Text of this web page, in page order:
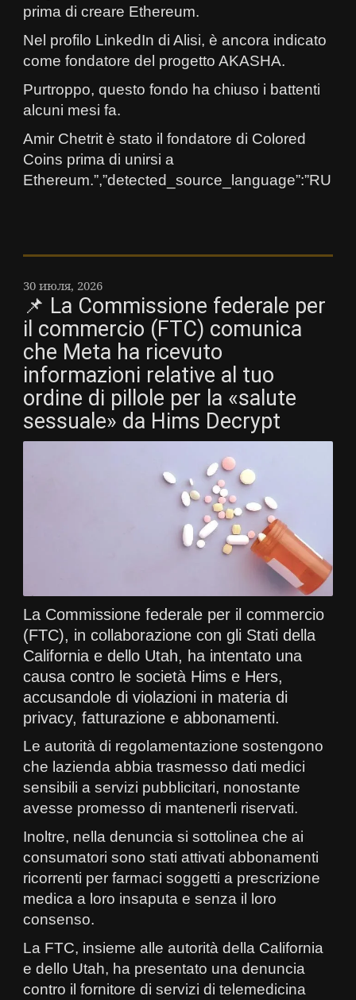
prima di creare Ethereum.
Nel profilo LinkedIn di Alisi, è ancora indicato
come fondatore del progetto AKASHA.
Purtroppo, questo fondo ha chiuso i battenti
alcuni mesi fa.
Amir Chetrit è stato il fondatore di Colored
Coins prima di unirsi a
Ethereum.”,”detected_source_language”:”RU
30 июля, 2026
📌 La Commissione federale per
il commercio (FTC) comunica
che Meta ha ricevuto
informazioni relative al tuo
ordine di pillole per la «salute
sessuale» da Hims Decrypt
La Commissione federale per il commercio
(FTC), in collaborazione con gli Stati della
California e dello Utah, ha intentato una
causa contro le società Hims e Hers,
accusandole di violazioni in materia di
privacy, fatturazione e abbonamenti.
Le autorità di regolamentazione sostengono
che lazienda abbia trasmesso dati medici
sensibili a servizi pubblicitari, nonostante
avesse promesso di mantenerli riservati.
Inoltre, nella denuncia si sottolinea che ai
consumatori sono stati attivati abbonamenti
ricorrenti per farmaci soggetti a prescrizione
medica a loro insaputa e senza il loro
consenso.
La FTC, insieme alle autorità della California
e dello Utah, ha presentato una denuncia
contro il fornitore di servizi di telemedicina